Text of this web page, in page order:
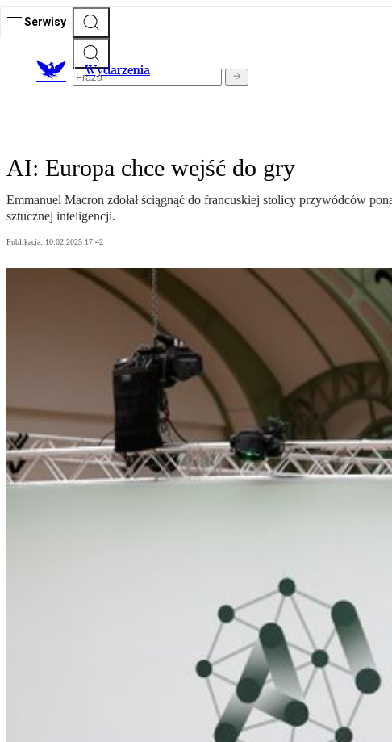
Serwisy
Wydarzenia
AI: Europa chce wejść do gry
Emmanuel Macron zdołał ściągnąć do francuskiej stolicy przywódców
sztucznej inteligencji.
Publikacja: 10.02.2025 17:42